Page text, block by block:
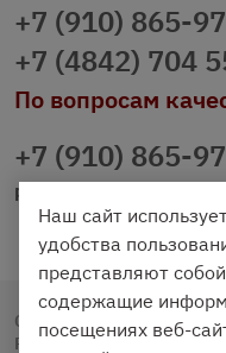
+7 (910) 865-
+7 (4842) 704
По вопросам
+7 (910) 865-
Copyright © 2020 - 2026.
Разработка и
Наш сайт
удобства
представляют
содержащие
посещениях веб-